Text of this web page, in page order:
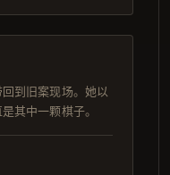
134分钟
到旧案现场。她以
其中一颗棋子。